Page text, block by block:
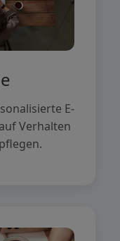
E-
Verhalten